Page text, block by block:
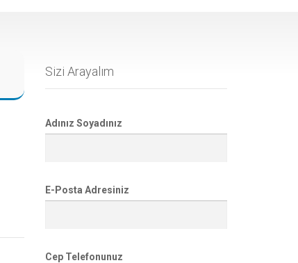
Sizi Arayalım
Adınız Soyadınız
E-Posta Adresiniz
Cep Telefonunuz